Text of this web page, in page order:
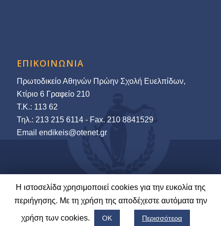
ΕΠΙΚΟΙΝΩΝΙΑ
Πρωτοδικείο Αθηνών Πρώην Σχολή Ευελπίδων,
Κτίριο 6 Γραφείο 210
Τ.Κ.: 113 62
Τηλ.: 213 215 6114 - Fax. 210 8841529
Εmail endikeis@otenet.gr
© 2022-23 Ένωση Δικαστών & Εισαγγελέων | Ανάπτυξη και Φιλοξενία:
Η ιστοσελίδα χρησιμοποιεί cookies για την ευκολία της
περιήγησης. Με τη χρήση της αποδέχεστε αυτόματα την
χρήση των cookies. ΟΚ Περισσότερα